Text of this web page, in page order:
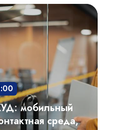
мобильный
среда,